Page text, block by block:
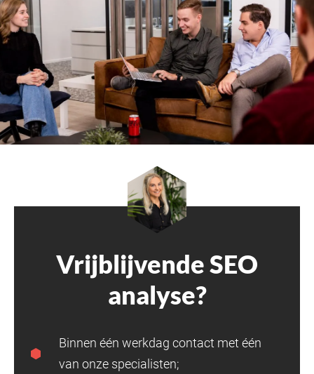
Vrijblijvende SEO
analyse?
Binnen één werkdag contact met één
van onze specialisten;